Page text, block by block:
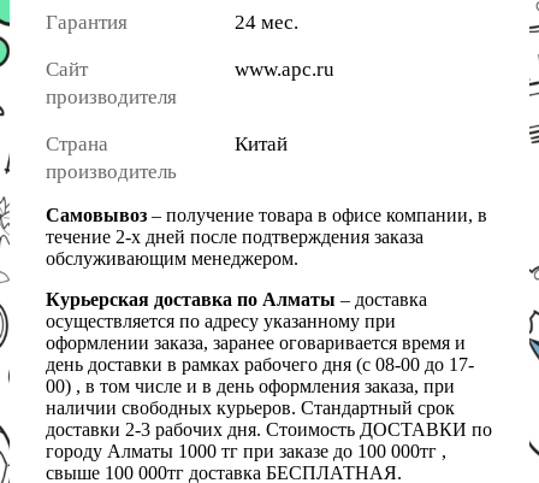
Гарантия 24 мес.
Сайт
производителя
www.apc.ru
Страна
производитель
Китай
Самовывоз – получение товара в офисе компании, в
течение 2-х дней после подтверждения заказа
обслуживающим менеджером.
Курьерская доставка по Алматы – доставка
осуществляется по адресу указанному при
оформлении заказа, заранее оговаривается время и
день доставки в рамках рабочего дня (с 08-00 до 17-
00) , в том числе и в день оформления заказа, при
наличии свободных курьеров. Стандартный срок
доставки 2-3 рабочих дня. Стоимость ДОСТАВКИ по
городу Алматы 1000 тг при заказе до 100 000тг ,
свыше 100 000тг доставка БЕСПЛАТНАЯ.